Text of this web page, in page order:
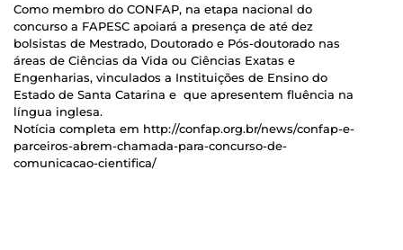
Como membro do CONFAP, na etapa nacional do
concurso a FAPESC apoiará a presença de até dez
bolsistas de Mestrado, Doutorado e Pós-doutorado nas
áreas de Ciências da Vida ou Ciências Exatas e
Engenharias, vinculados a Instituições de Ensino do
Estado de Santa Catarina e que apresentem fluência na
língua inglesa.
Notícia completa em http://confap.org.br/news/confap-e-
parceiros-abrem-chamada-para-concurso-de-
comunicacao-cientifica/